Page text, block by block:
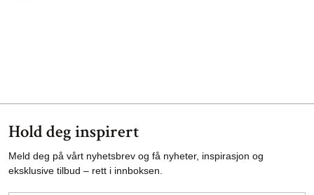
Hold deg inspirert
Meld deg på vårt nyhetsbrev og få nyheter, inspirasjon og
eksklusive tilbud – rett i innboksen.